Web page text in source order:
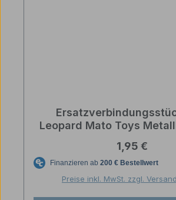
Leopard Mato Toys
Regulärer
1,95 €
Preise inkl. MwSt. zzgl.